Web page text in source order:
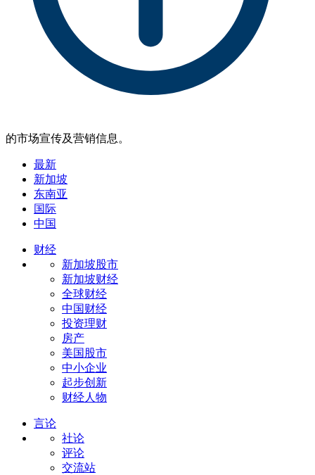
的市场宣传及营销信息。
最新
新加坡
东南亚
国际
中国
财经
新加坡股市
新加坡财经
全球财经
中国财经
投资理财
房产
美国股市
中小企业
起步创新
财经人物
言论
社论
评论
交流站